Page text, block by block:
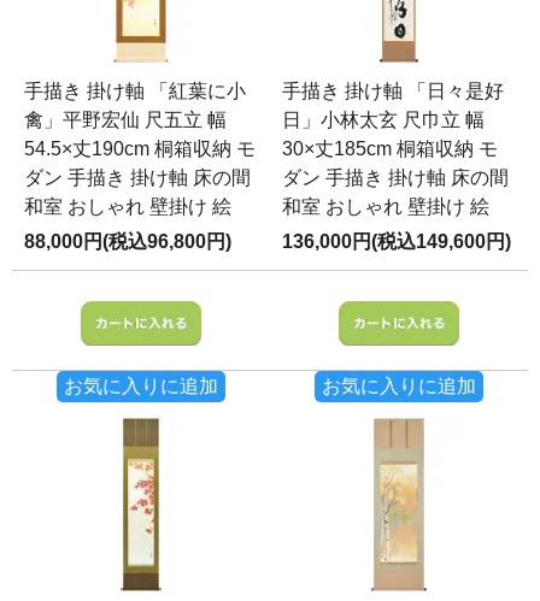
手描き 掛け軸 「紅葉に小
禽」平野宏仙 尺五立 幅
54.5×丈190cm 桐箱収納 モ
ダン 手描き 掛け軸 床の間
和室 おしゃれ 壁掛け 絵
88,000円(税込96,800円)
お気に入りに追加
手描き 掛け軸 「日々是好
日」小林太玄 尺巾立 幅
30×丈185cm 桐箱収納 モ
ダン 手描き 掛け軸 床の間
和室 おしゃれ 壁掛け 絵
136,000円(税込149,600円)
お気に入りに追加